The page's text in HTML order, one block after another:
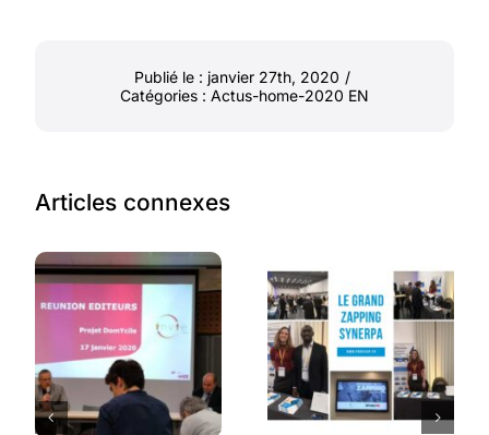
Publié le : janvier 27th, 2020 /
Catégories : Actus-home-2020 EN
Articles connexes